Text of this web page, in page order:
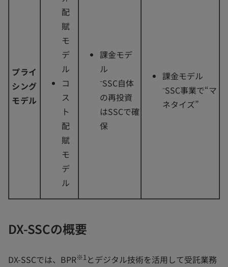
プライ
シング
モデル
配
賦
モ
デ
ル
コ
ス
ト
配
賦
モ
デ
ル
課金モデ
ル
⁻SSC自体
の再投資
はSSCで確
保
課金モデル
⁻SSC事業で“マ
ネタイズ”
DX-SSCの概要
DX-SSCでは、BPR※1とデジタル技術を活用して受託業務